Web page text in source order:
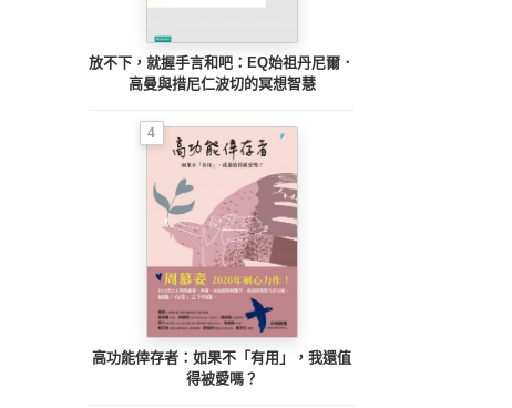
放不下，就握手言和吧：EQ始祖丹尼爾．
高曼與措尼仁波切的冥想智慧
4
高功能倖存者：如果不「有用」，我還值
得被愛嗎？